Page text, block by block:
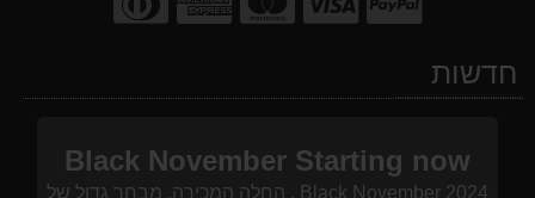
חדשות
Black November Starting now
Black November 2024 , החלה המכירה, מבחר גדול של